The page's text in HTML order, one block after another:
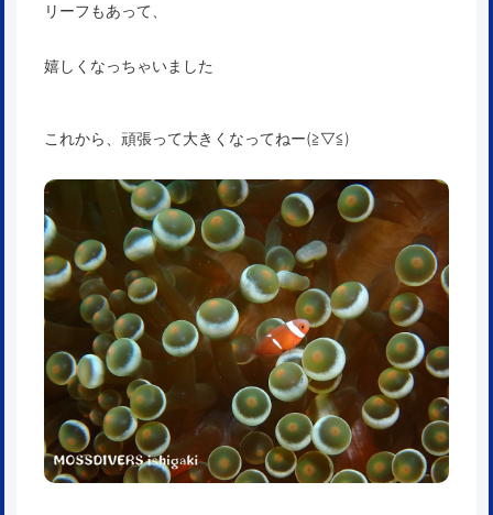
リーフもあって、
嬉しくなっちゃいました
これから、頑張って大きくなってねー(≧▽≦)